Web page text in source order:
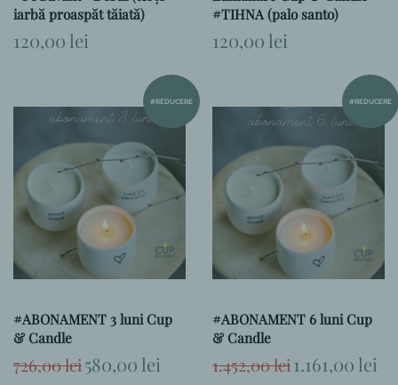
iarbă proaspăt tăiată)
Preț
obișnuit
120,00 lei
#TIHNA (palo santo)
Preț
obișnuit
120,00 lei
#REDUCERE
#ABONAMENT 3 luni Cup
& Candle
Preț
obișnuit
726,00 lei Preț
la
580,00 lei
#REDUCERE
#ABONAMENT 6 luni Cup
& Candle
Preț
obișnuit
1.452,00 lei Preț
la
1.161,00 lei